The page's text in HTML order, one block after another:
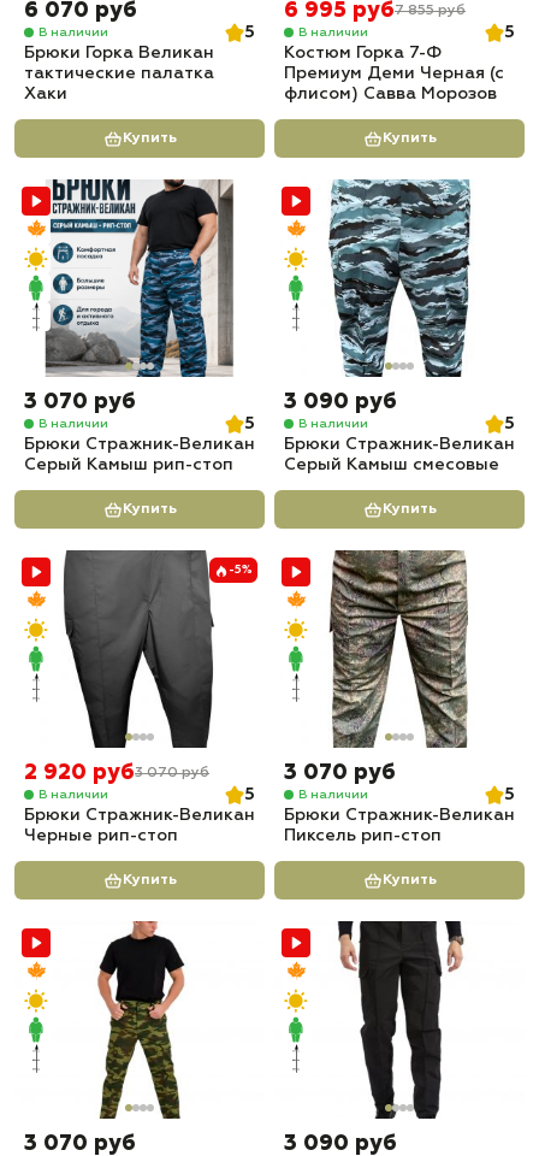
6 070 руб
В наличии
5
Брюки Горка Великан
тактические палатка
Хаки
Купить
6 995 руб7 855 руб
В наличии
5
Костюм Горка 7-Ф
Премиум Деми Черная (с
флисом) Савва Морозов
Купить
3 070 руб
В наличии
5
Брюки Стражник-Великан
Серый Камыш рип-стоп
Купить
3 090 руб
В наличии
5
Брюки Стражник-Великан
Серый Камыш смесовые
Купить
-5%
2 920 руб3 070 руб
В наличии
5
Брюки Стражник-Великан
Черные рип-стоп
Купить
3 070 руб
В наличии
5
Брюки Стражник-Великан
Пиксель рип-стоп
Купить
3 070 руб 3 090 руб